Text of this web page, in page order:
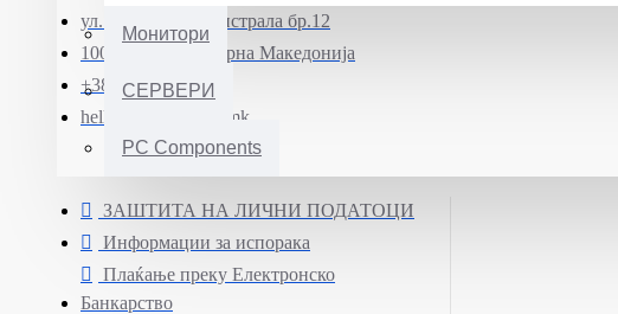
Монитори
СЕРВЕРИ
PC Components
ул. Јадранска магистрала бр.12
1000 Скопје, Северна Македонија
+389 (0)71 331 190
hello@smartphone.mk
ЗАШТИТА НА ЛИЧНИ ПОДАТОЦИ
Информации за испорака
Плаќање преку Електронско
Банкарство